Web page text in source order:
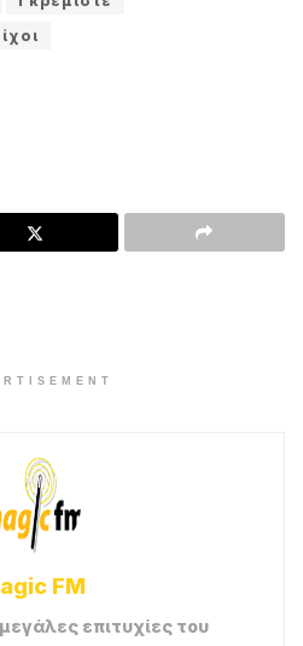
FM
επιτυχίες του